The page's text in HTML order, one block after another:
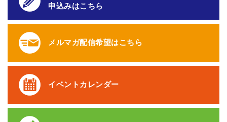
申込みはこちら
メルマガ配信希望はこちら
イベントカレンダー